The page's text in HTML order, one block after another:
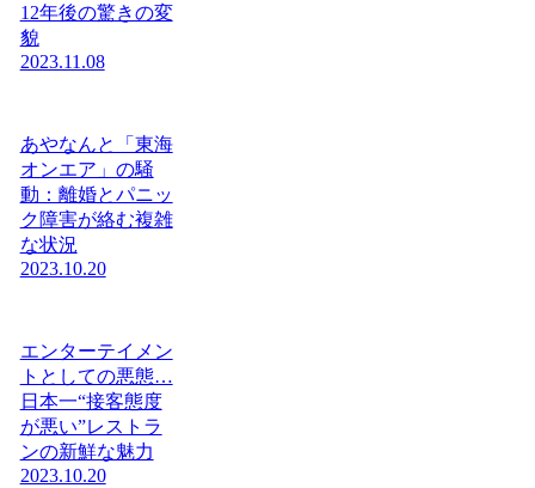
12年後の驚きの変
貌
2023.11.08
あやなんと「東海
オンエア」の騒
動：離婚とパニッ
ク障害が絡む複雑
な状況
2023.10.20
エンターテイメン
トとしての悪態…
日本一“接客態度
が悪い”レストラ
ンの新鮮な魅力
2023.10.20